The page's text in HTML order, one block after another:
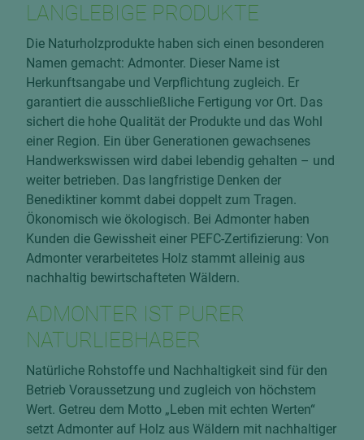
LANGLEBIGE PRODUKTE
Die Naturholzprodukte haben sich einen besonderen
Namen gemacht: Admonter. Dieser Name ist
Herkunftsangabe und Verpflichtung zugleich. Er
garantiert die ausschließliche Fertigung vor Ort. Das
sichert die hohe Qualität der Produkte und das Wohl
einer Region. Ein über Generationen gewachsenes
Handwerkswissen wird dabei lebendig gehalten – und
weiter betrieben. Das langfristige Denken der
Benediktiner kommt dabei doppelt zum Tragen.
Ökonomisch wie ökologisch. Bei Admonter haben
Kunden die Gewissheit einer PEFC-Zertifizierung: Von
Admonter verarbeitetes Holz stammt alleinig aus
nachhaltig bewirtschafteten Wäldern.
ADMONTER IST PURER
NATURLIEBHABER
Natürliche Rohstoffe und Nachhaltigkeit sind für den
Betrieb Voraussetzung und zugleich von höchstem
Wert. Getreu dem Motto „Leben mit echten Werten“
setzt Admonter auf Holz aus Wäldern mit nachhaltiger